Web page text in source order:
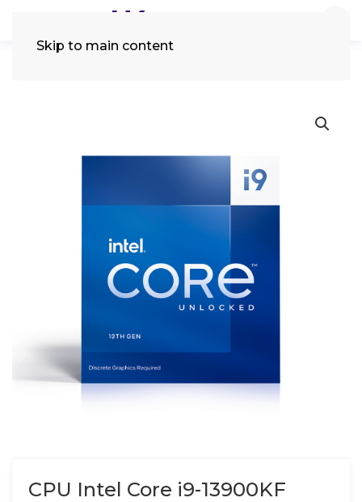
Skip to main content
CPU Intel Core i9-13900KF